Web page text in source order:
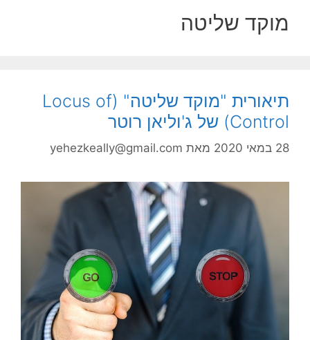
מוקד שליטה
תיאורית "מוקד שליטה" (Locus of
Control) של ג'וליאן רוטר
28 במאי 2020 מאת yehezkeally@gmail.com